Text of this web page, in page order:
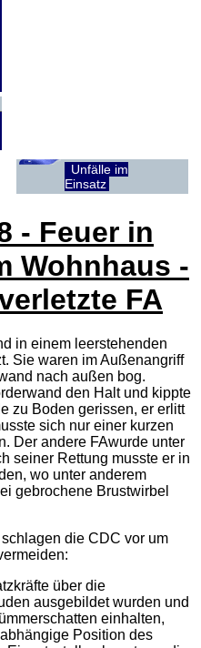
Unfälle im
Einsatz
- Feuer in
Wohnhaus -
FA
in einem leerstehenden
Sie waren im Außenangriff
nach außen bog.
den Halt und kippte
zu Boden gerissen, er erlitt
sich nur einer kurzen
Der andere FAwurde unter
seiner Rettung musste er in
wo unter anderem
gebrochene Brustwirbel
schlagen die CDC vor um
über die
ausgebildet wurden und
einhalten,
Position des